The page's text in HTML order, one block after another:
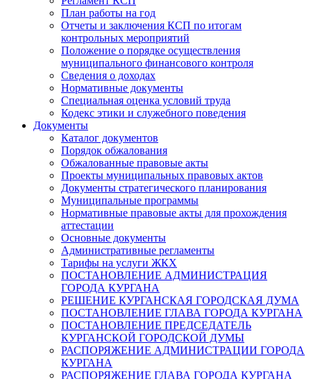
План работы на год
Отчеты и заключения КСП по итогам
контрольных мероприятий
Положение о порядке осуществления
муниципального финансового контроля
Сведения о доходах
Нормативные документы
Специальная оценка условий труда
Кодекс этики и служебного поведения
Документы
Каталог документов
Порядок обжалования
Обжалованные правовые акты
Проекты муниципальных правовых актов
Документы стратегического планирования
Муниципальные программы
Нормативные правовые акты для прохождения
аттестации
Основные документы
Административные регламенты
Тарифы на услуги ЖКХ
ПОСТАНОВЛЕНИЕ АДМИНИСТРАЦИЯ
ГОРОДА КУРГАНА
РЕШЕНИЕ КУРГАНСКАЯ ГОРОДСКАЯ ДУМА
ПОСТАНОВЛЕНИЕ ГЛАВА ГОРОДА КУРГАНА
ПОСТАНОВЛЕНИЕ ПРЕДСЕДАТЕЛЬ
КУРГАНСКОЙ ГОРОДСКОЙ ДУМЫ
РАСПОРЯЖЕНИЕ АДМИНИСТРАЦИИ ГОРОДА
КУРГАНА
РАСПОРЯЖЕНИЕ ГЛАВА ГОРОДА КУРГАНА